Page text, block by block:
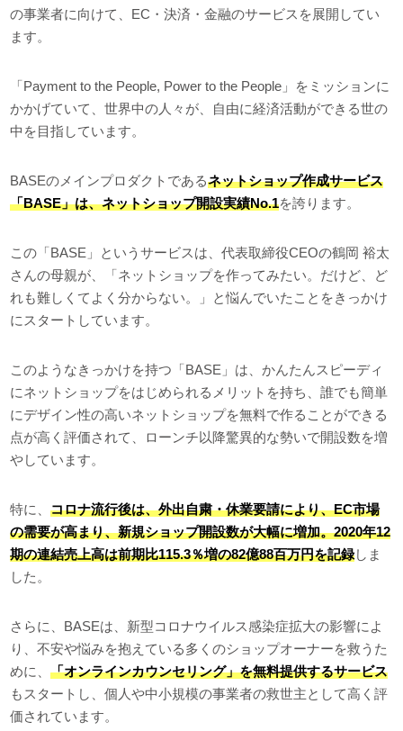
の事業者に向けて、EC・決済・金融のサービスを展開してい
ます。
「Payment to the People, Power to the People」をミッションに
かかげていて、世界中の人々が、自由に経済活動ができる世の
中を目指しています。
BASEのメインプロダクトであるネットショップ作成サービス
「BASE」は、ネットショップ開設実績No.1を誇ります。
この「BASE」というサービスは、代表取締役CEOの鶴岡 裕太
さんの母親が、「ネットショップを作ってみたい。だけど、ど
れも難しくてよく分からない。」と悩んでいたことをきっかけ
にスタートしています。
このようなきっかけを持つ「BASE」は、かんたんスピーディ
にネットショップをはじめられるメリットを持ち、誰でも簡単
にデザイン性の高いネットショップを無料で作ることができる
点が高く評価されて、ローンチ以降驚異的な勢いで開設数を増
やしています。
特に、コロナ流行後は、外出自粛・休業要請により、EC市場
の需要が高まり、新規ショップ開設数が大幅に増加。2020年12
期の連結売上高は前期比115.3％増の82億88百万円を記録しま
した。
さらに、BASEは、新型コロナウイルス感染症拡大の影響によ
り、不安や悩みを抱えている多くのショップオーナーを救うた
めに、「オンラインカウンセリング」を無料提供するサービス
もスタートし、個人や中小規模の事業者の救世主として高く評
価されています。